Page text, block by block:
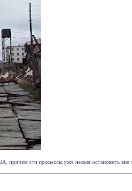
эти процессы уже нельзя остановить вне